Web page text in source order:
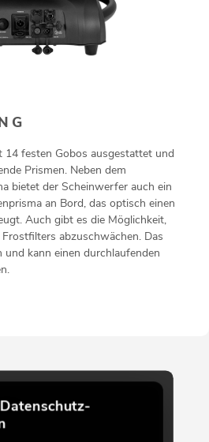
festen Gobos ausgestattet und
Prismen. Neben dem
bietet der Scheinwerfer auch ein
an Bord, das optisch einen
Auch gibt es die Möglichkeit,
abzuschwächen. Das
und kann einen durchlaufenden